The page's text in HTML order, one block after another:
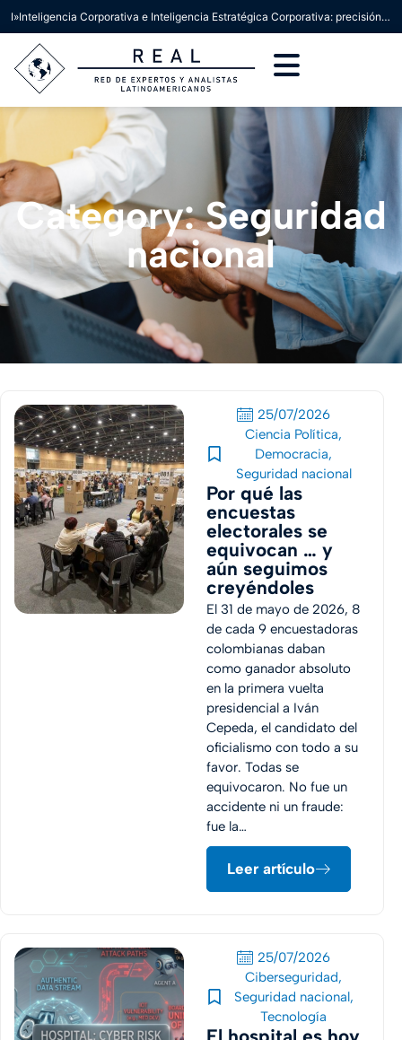
I»Inteligencia Corporativa e Inteligencia Estratégica Corporativa: precisión conceptual para la toma de decisiones»
Category: Seguridad
nacional
25/07/2026
Ciencia Política,
Democracia,
Seguridad nacional
Por qué las
encuestas
electorales se
equivocan … y
aún seguimos
creyéndoles
El 31 de mayo de 2026, 8
de cada 9 encuestadoras
colombianas daban
como ganador absoluto
en la primera vuelta
presidencial a Iván
Cepeda, el candidato del
oficialismo con todo a su
favor. Todas se
equivocaron. No fue un
accidente ni un fraude:
fue la…
Leer artículo
25/07/2026
Ciberseguridad,
Seguridad nacional,
Tecnología